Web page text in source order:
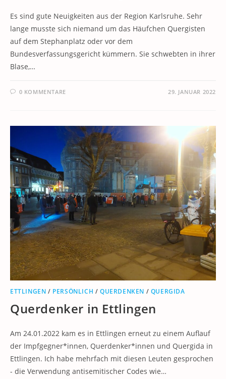
Es sind gute Neuigkeiten aus der Region Karlsruhe. Sehr
lange musste sich niemand um das Häufchen Quergisten
auf dem Stephanplatz oder vor dem
Bundesverfassungsgericht kümmern. Sie schwebten in ihrer
Blase,…
0 KOMMENTARE 29. JANUAR 2022
ETTLINGEN / PERSÖNLICH /QUERDENKEN / QUERGIDA
Querdenker in Ettlingen
Am 24.01.2022 kam es in Ettlingen erneut zu einem Auflauf
der Impfgegner*innen, Querdenker*innen und Quergida in
Ettlingen. Ich habe mehrfach mit diesen Leuten gesprochen
- die Verwendung antisemitischer Codes wie…